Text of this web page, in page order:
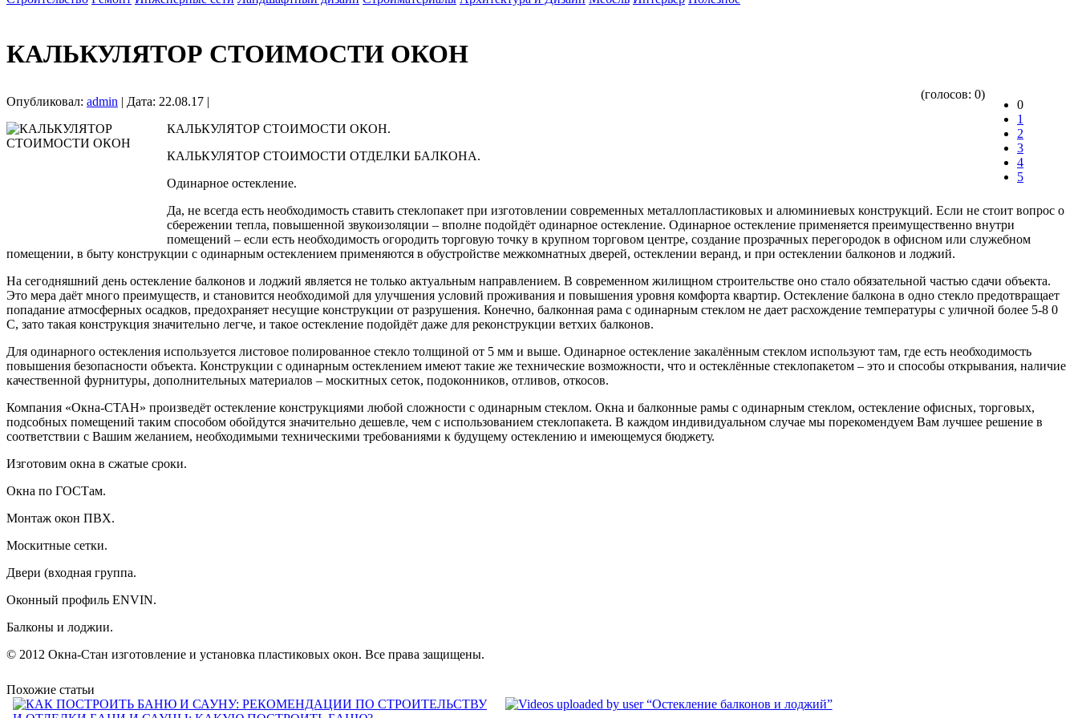
КАЛЬКУЛЯТОР СТОИМОСТИ ОКОН
Опубликовал: admin | Дата: 22.08.17 |
0
1
2
3
4
5
(голосов: 0)
КАЛЬКУЛЯТОР СТОИМОСТИ ОКОН.
КАЛЬКУЛЯТОР СТОИМОСТИ ОТДЕЛКИ БАЛКОНА.
Одинарное остекление.
Да, не всегда есть необходимость ставить стеклопакет при изготовлении современных металлопластиковых и алюминиевых конструкций. Если не стоит вопрос о
сбережении тепла, повышенной звукоизоляции – вполне подойдёт одинарное остекление. Одинарное остекление применяется преимущественно внутри
помещений – если есть необходимость огородить торговую точку в крупном торговом центре, создание прозрачных перегородок в офисном или служебном
помещении, в быту конструкции с одинарным остеклением применяются в обустройстве межкомнатных дверей, остеклении веранд, и при остеклении балконов и лоджий.
На сегодняшний день остекление балконов и лоджий является не только актуальным направлением. В современном жилищном строительстве оно стало обязательной частью сдачи объекта.
Это мера даёт много преимуществ, и становится необходимой для улучшения условий проживания и повышения уровня комфорта квартир. Остекление балкона в одно стекло предотвращает
попадание атмосферных осадков, предохраняет несущие конструкции от разрушения. Конечно, балконная рама с одинарным стеклом не дает расхождение температуры с уличной более 5-8 0
С, зато такая конструкция значительно легче, и такое остекление подойдёт даже для реконструкции ветхих балконов.
Для одинарного остекления используется листовое полированное стекло толщиной от 5 мм и выше. Одинарное остекление закалённым стеклом используют там, где есть необходимость
повышения безопасности объекта. Конструкции с одинарным остеклением имеют такие же технические возможности, что и остеклённые стеклопакетом – это и способы открывания, наличие
качественной фурнитуры, дополнительных материалов – москитных сеток, подоконников, отливов, откосов.
Компания «Окна-СТАН» произведёт остекление конструкциями любой сложности с одинарным стеклом. Окна и балконные рамы с одинарным стеклом, остекление офисных, торговых,
подсобных помещений таким способом обойдутся значительно дешевле, чем с использованием стеклопакета. В каждом индивидуальном случае мы порекомендуем Вам лучшее решение в
соответствии с Вашим желанием, необходимыми техническими требованиями к будущему остеклению и имеющемуся бюджету.
Изготовим окна в сжатые сроки.
Окна по ГОСТам.
Монтаж окон ПВХ.
Москитные сетки.
Двери (входная группа.
Оконный профиль ENVIN.
Балконы и лоджии.
© 2012 Окна-Стан изготовление и установка пластиковых окон. Все права защищены.
Похожие статьи